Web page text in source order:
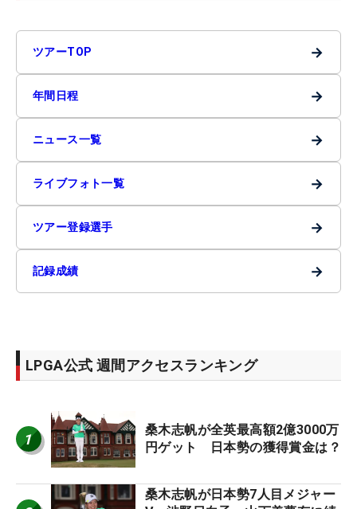
ツアーTOP →
年間日程 →
ニュース一覧 →
ライブフォト一覧 →
ツアー登録選手 →
記録成績 →
LPGA公式 週間アクセスランキング
1
桑木志帆が全英最高額2億3000万
円ゲット 日本勢の獲得賞金は？
桑木志帆が日本勢7人目メジャー